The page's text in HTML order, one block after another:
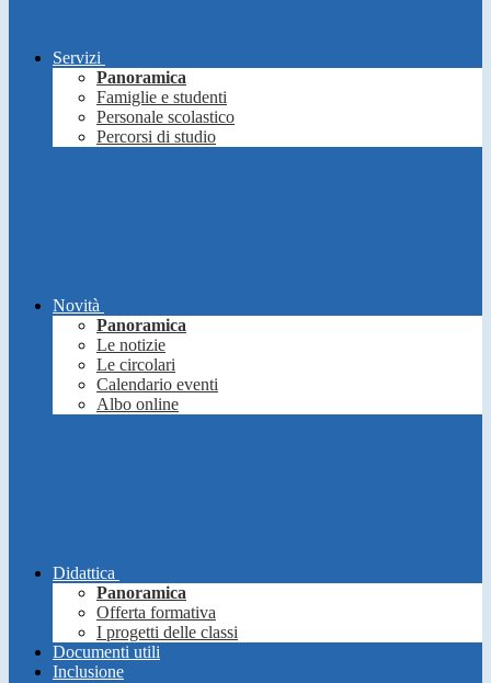
Servizi
Panoramica
Famiglie e studenti
Personale scolastico
Percorsi di studio
Novità
Panoramica
Le notizie
Le circolari
Calendario eventi
Albo online
Didattica
Panoramica
Offerta formativa
I progetti delle classi
Documenti utili
Inclusione